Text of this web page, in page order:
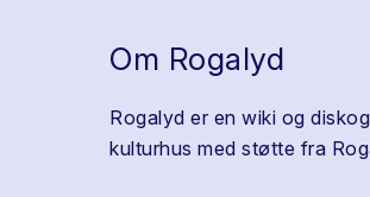
Om Rogalyd
Rogalyd er en wiki og
kulturhus med støtte fra